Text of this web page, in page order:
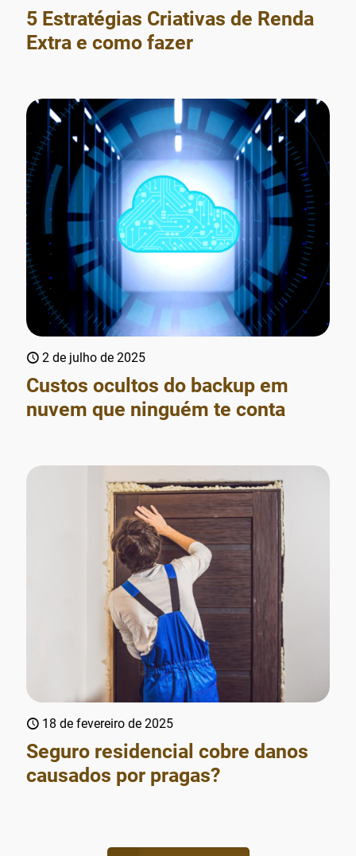
5 Estratégias Criativas de Renda
Extra e como fazer
2 de julho de 2025
Custos ocultos do backup em
nuvem que ninguém te conta
18 de fevereiro de 2025
Seguro residencial cobre danos
causados por pragas?